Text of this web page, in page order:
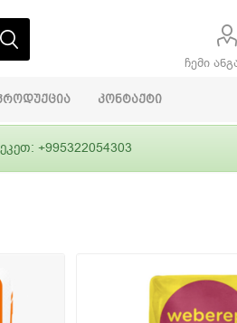
ჩემი
ფასადები
გრუნტები,
ლითონი
სამშენებლო
კონტაქტი
+995322054303